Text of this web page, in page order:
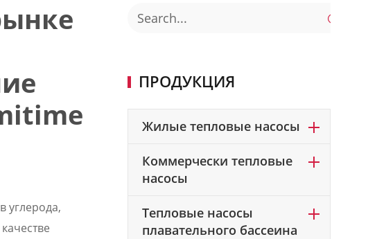
углерода,

ПРОДУКЦИЯ
Жилые тепловые насосы
Коммерчески тепловые
насосы
Тепловые насосы
плавательного бассеина